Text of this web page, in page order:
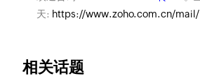
天: https://www.zoho.com.cn/mail/
相关话题